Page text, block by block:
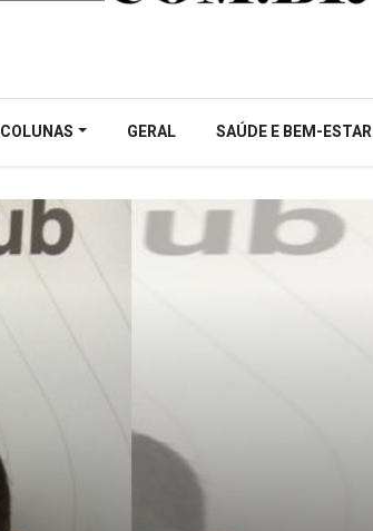
COLUNAS GERAL SAÚDE E BEM-ESTAR